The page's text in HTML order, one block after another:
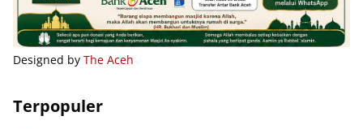
Designed by The Aceh
Terpopuler